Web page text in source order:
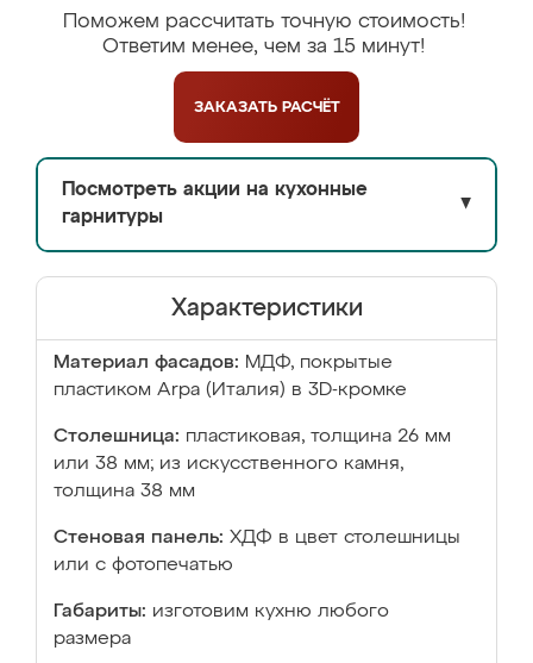
Поможем рассчитать точную стоимость!
Ответим менее, чем за 15 минут!
ЗАКАЗАТЬ РАСЧЁТ
Посмотреть акции на кухонные
гарнитуры
▼
Характеристики
Материал фасадов: МДФ, покрытые
пластиком Arpa (Италия) в 3D-кромке
Столешница: пластиковая, толщина 26 мм
или 38 мм; из искусственного камня,
толщина 38 мм
Стеновая панель: ХДФ в цвет столешницы
или с фотопечатью
Габариты: изготовим кухню любого
размера